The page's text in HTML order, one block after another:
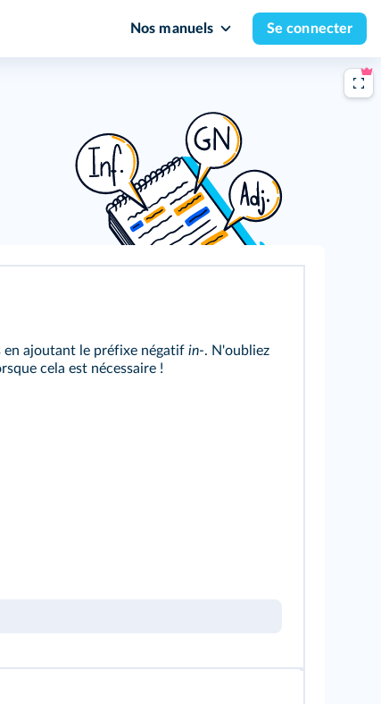
Nos manuels Se connecter
en ajoutant le préfixe négatif in-. N'oubliez
cela est nécessaire !